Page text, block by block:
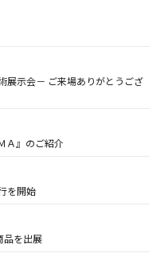
展示会－ ご来場ありがとうござ
Ａ』のご紹介
を開始
品を出展